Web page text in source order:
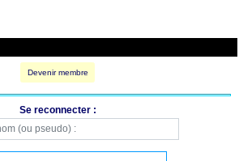
Devenir membre
Se reconnecter :